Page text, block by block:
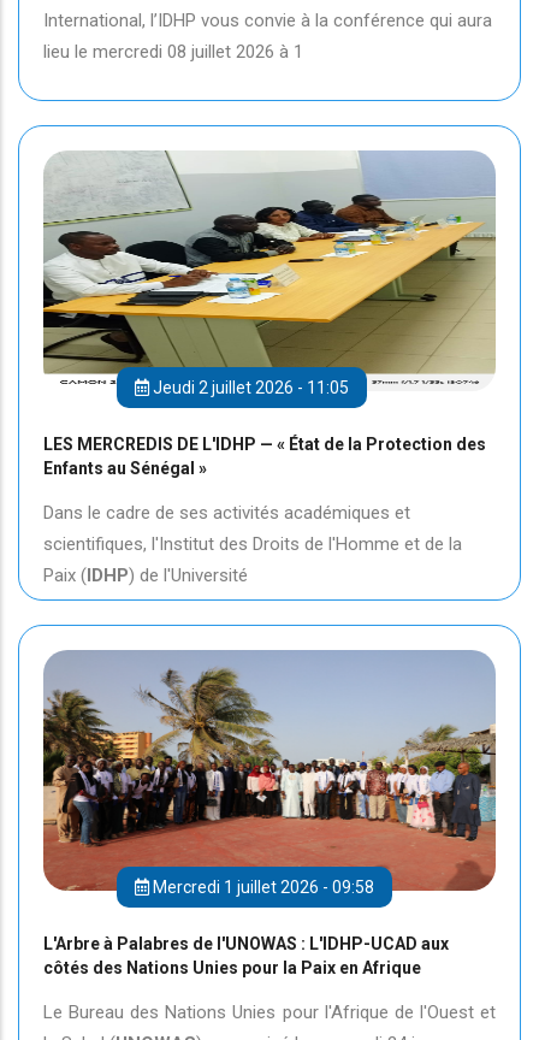
International, l’IDHP vous convie à la conférence qui aura
lieu le mercredi 08 juillet 2026 à 1
Jeudi 2 juillet 2026 - 11:05
LES MERCREDIS DE L'IDHP — « État de la Protection des
Enfants au Sénégal »
Dans le cadre de ses activités académiques et
scientifiques, l'Institut des Droits de l'Homme et de la
Paix (IDHP) de l'Université
Mercredi 1 juillet 2026 - 09:58
L'Arbre à Palabres de l'UNOWAS : L'IDHP-UCAD aux
côtés des Nations Unies pour la Paix en Afrique
Le Bureau des Nations Unies pour l'Afrique de l'Ouest et